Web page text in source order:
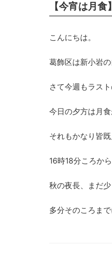
【今宵は月食】
こんにちは。
葛飾区は新小岩
さて今週もラスト
今日の夕方は月食
それもかなり皆
16時18分ころか
秋の夜長、まだ
多分そのころま